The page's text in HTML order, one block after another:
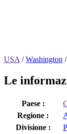
USA /Washington /
Le
Paese :
Regione :
Divisione :